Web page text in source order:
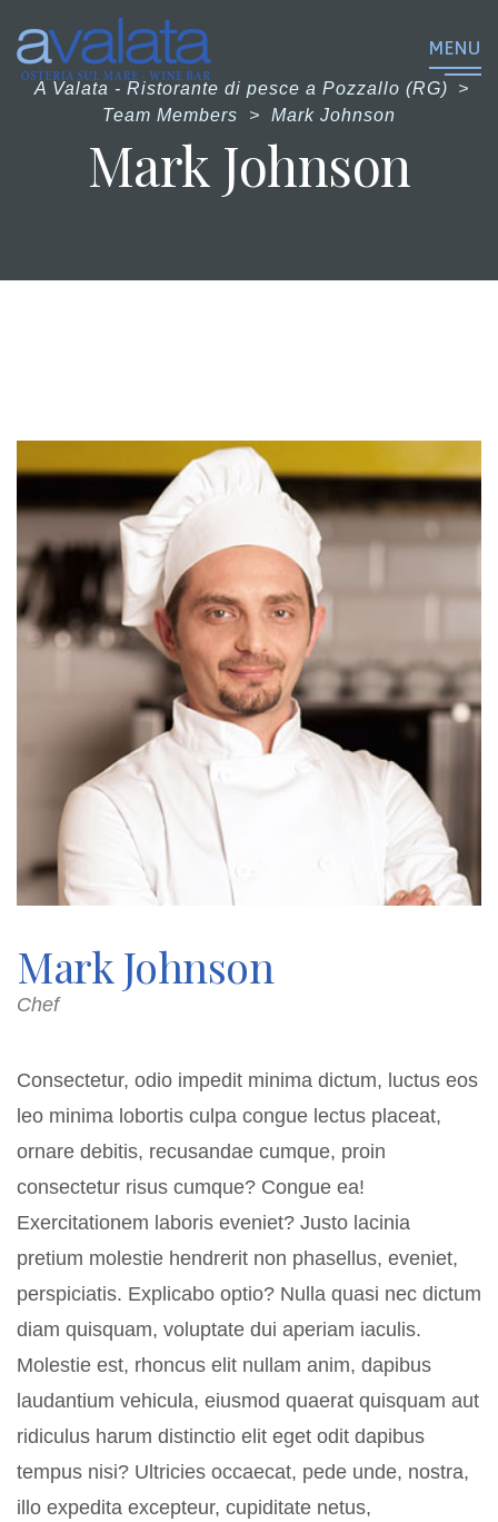
MENU
A Valata - Ristorante di pesce a Pozzallo (RG)
>
Team Members
> Mark Johnson
Mark Johnson
Mark Johnson
Chef
Consectetur, odio impedit minima dictum, luctus eos
leo minima lobortis culpa congue lectus placeat,
ornare debitis, recusandae cumque, proin
consectetur risus cumque? Congue ea!
Exercitationem laboris eveniet? Justo lacinia
pretium molestie hendrerit non phasellus, eveniet,
perspiciatis. Explicabo optio? Nulla quasi nec dictum
diam quisquam, voluptate dui aperiam iaculis.
Molestie est, rhoncus elit nullam anim, dapibus
laudantium vehicula, eiusmod quaerat quisquam aut
ridiculus harum distinctio elit eget odit dapibus
tempus nisi? Ultricies occaecat, pede unde, nostra,
illo expedita excepteur, cupiditate netus,